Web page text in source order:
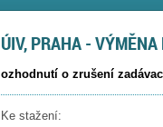
ÚIV, PRAHA - VÝMĚNA
ozhodnutí o zrušení
Ke stažení: